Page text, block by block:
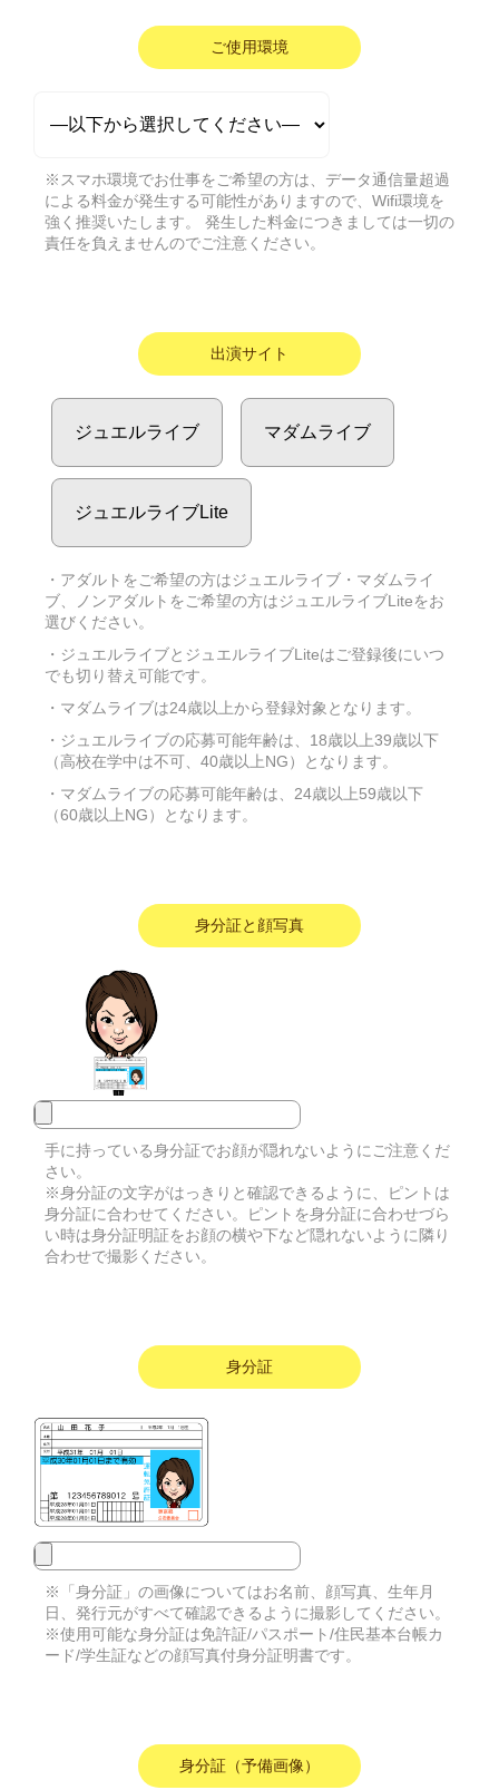
ご使用環境
※スマホ環境でお仕事をご希望の方は、データ通信量超過
による料金が発生する可能性がありますので、Wifi環境を
強く推奨いたします。 発生した料金につきましては一切の
責任を負えませんのでご注意ください。
出演サイト
ジュエルライブ マダムライブ
ジュエルライブLite
・アダルトをご希望の方はジュエルライブ・マダムライ
ブ、ノンアダルトをご希望の方はジュエルライブLiteをお
選びください。
・ジュエルライブとジュエルライブLiteはご登録後にいつ
でも切り替え可能です。
・マダムライブは24歳以上から登録対象となります。
・ジュエルライブの応募可能年齢は、18歳以上39歳以下
（高校在学中は不可、40歳以上NG）となります。
・マダムライブの応募可能年齢は、24歳以上59歳以下
（60歳以上NG）となります。
身分証と顔写真
手に持っている身分証でお顔が隠れないようにご注意くだ
さい。
※身分証の文字がはっきりと確認できるように、ピントは
身分証に合わせてください。ピントを身分証に合わせづら
い時は身分証明証をお顔の横や下など隠れないように隣り
合わせで撮影ください。
身分証
※「身分証」の画像についてはお名前、顔写真、生年月
日、発行元がすべて確認できるように撮影してください。
※使用可能な身分証は免許証/パスポート/住民基本台帳カ
ード/学生証などの顔写真付身分証明書です。
身分証（予備画像）